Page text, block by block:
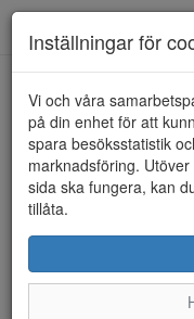
HEM PARK WEST
Inställningar för
Vi och våra
på din enhet för att
spara besöksstatistik
marknadsföring.
sida ska fungera, kan
tillåta.